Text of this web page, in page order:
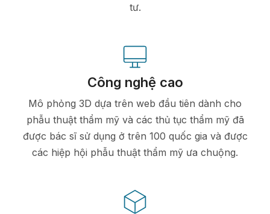
tư.
Công nghệ cao
Mô phỏng 3D dựa trên web đầu tiên dành cho
phẫu thuật thẩm mỹ và các thủ tục thẩm mỹ đã
được bác sĩ sử dụng ở trên 100 quốc gia và được
các hiệp hội phẫu thuật thẩm mỹ ưa chuộng.